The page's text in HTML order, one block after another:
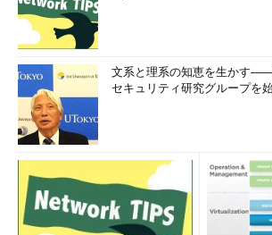
文系と理系の知恵を生かす
セキュリティ研究グループを